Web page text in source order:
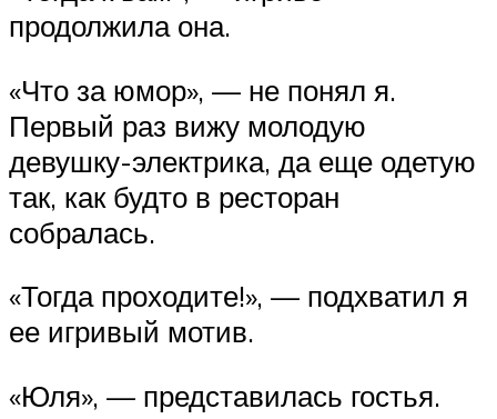
продолжила она.
«Что за юмор», — не понял я.
Первый раз вижу молодую
девушку-электрика, да еще одетую
так, как будто в ресторан
собралась.
«Тогда проходите!», — подхватил я
ее игривый мотив.
«Юля», — представилась гостья.